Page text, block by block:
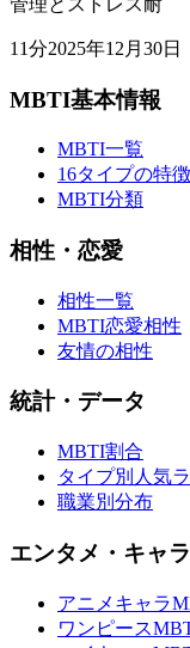
11分2025年12月30日
MBTI基本情報
MBTI一覧
16タイプの特徴
MBTI分類
相性・恋愛
相性一覧
MBTI恋愛相性
友情の相性
統計・データ
MBTI割合
タイプ別人気
職業別分布
エンタメ・キャラ
アニメキャラ
ワンピース